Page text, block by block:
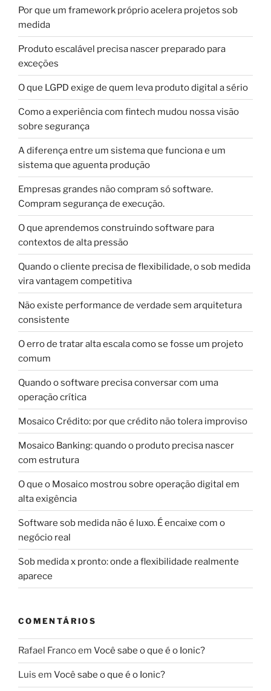
Por que um framework próprio acelera projetos sob
medida
Produto escalável precisa nascer preparado para
exceções
O que LGPD exige de quem leva produto digital a sério
Como a experiência com fintech mudou nossa visão
sobre segurança
A diferença entre um sistema que funciona e um
sistema que aguenta produção
Empresas grandes não compram só software.
Compram segurança de execução.
O que aprendemos construindo software para
contextos de alta pressão
Quando o cliente precisa de flexibilidade, o sob medida
vira vantagem competitiva
Não existe performance de verdade sem arquitetura
consistente
O erro de tratar alta escala como se fosse um projeto
comum
Quando o software precisa conversar com uma
operação crítica
Mosaico Crédito: por que crédito não tolera improviso
Mosaico Banking: quando o produto precisa nascer
com estrutura
O que o Mosaico mostrou sobre operação digital em
alta exigência
Software sob medida não é luxo. É encaixe com o
negócio real
Sob medida x pronto: onde a flexibilidade realmente
aparece
COMENTÁRIOS
Rafael Francoem Você sabe o que é o Ionic?
Luis em Você sabe o que é o Ionic?